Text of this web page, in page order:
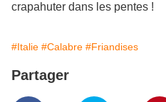
crapahuter dans les pentes !
#Italie #Calabre #Friandises
Partager